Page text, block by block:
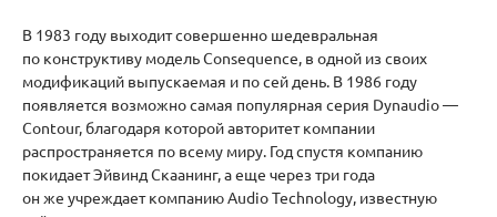
В 1983 году выходит совершенно шедевральная
по конструктиву модель Consequence, в одной из своих
модификаций выпускаемая и по сей день. В 1986 году
появляется возможно самая популярная серия Dynaudio —
Contour, благодаря которой авторитет компании
распространяется по всему миру. Год спустя компанию
покидает Эйвинд Скаанинг, а еще через три года
он же учреждает компанию Audio Technology, известную